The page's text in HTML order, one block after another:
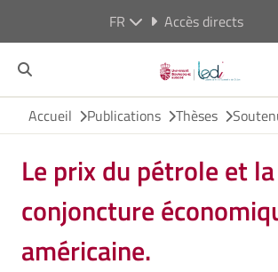
FR Accès directs
Accueil Publications Thèses
Le prix du pétrole et la
conjoncture
américaine.